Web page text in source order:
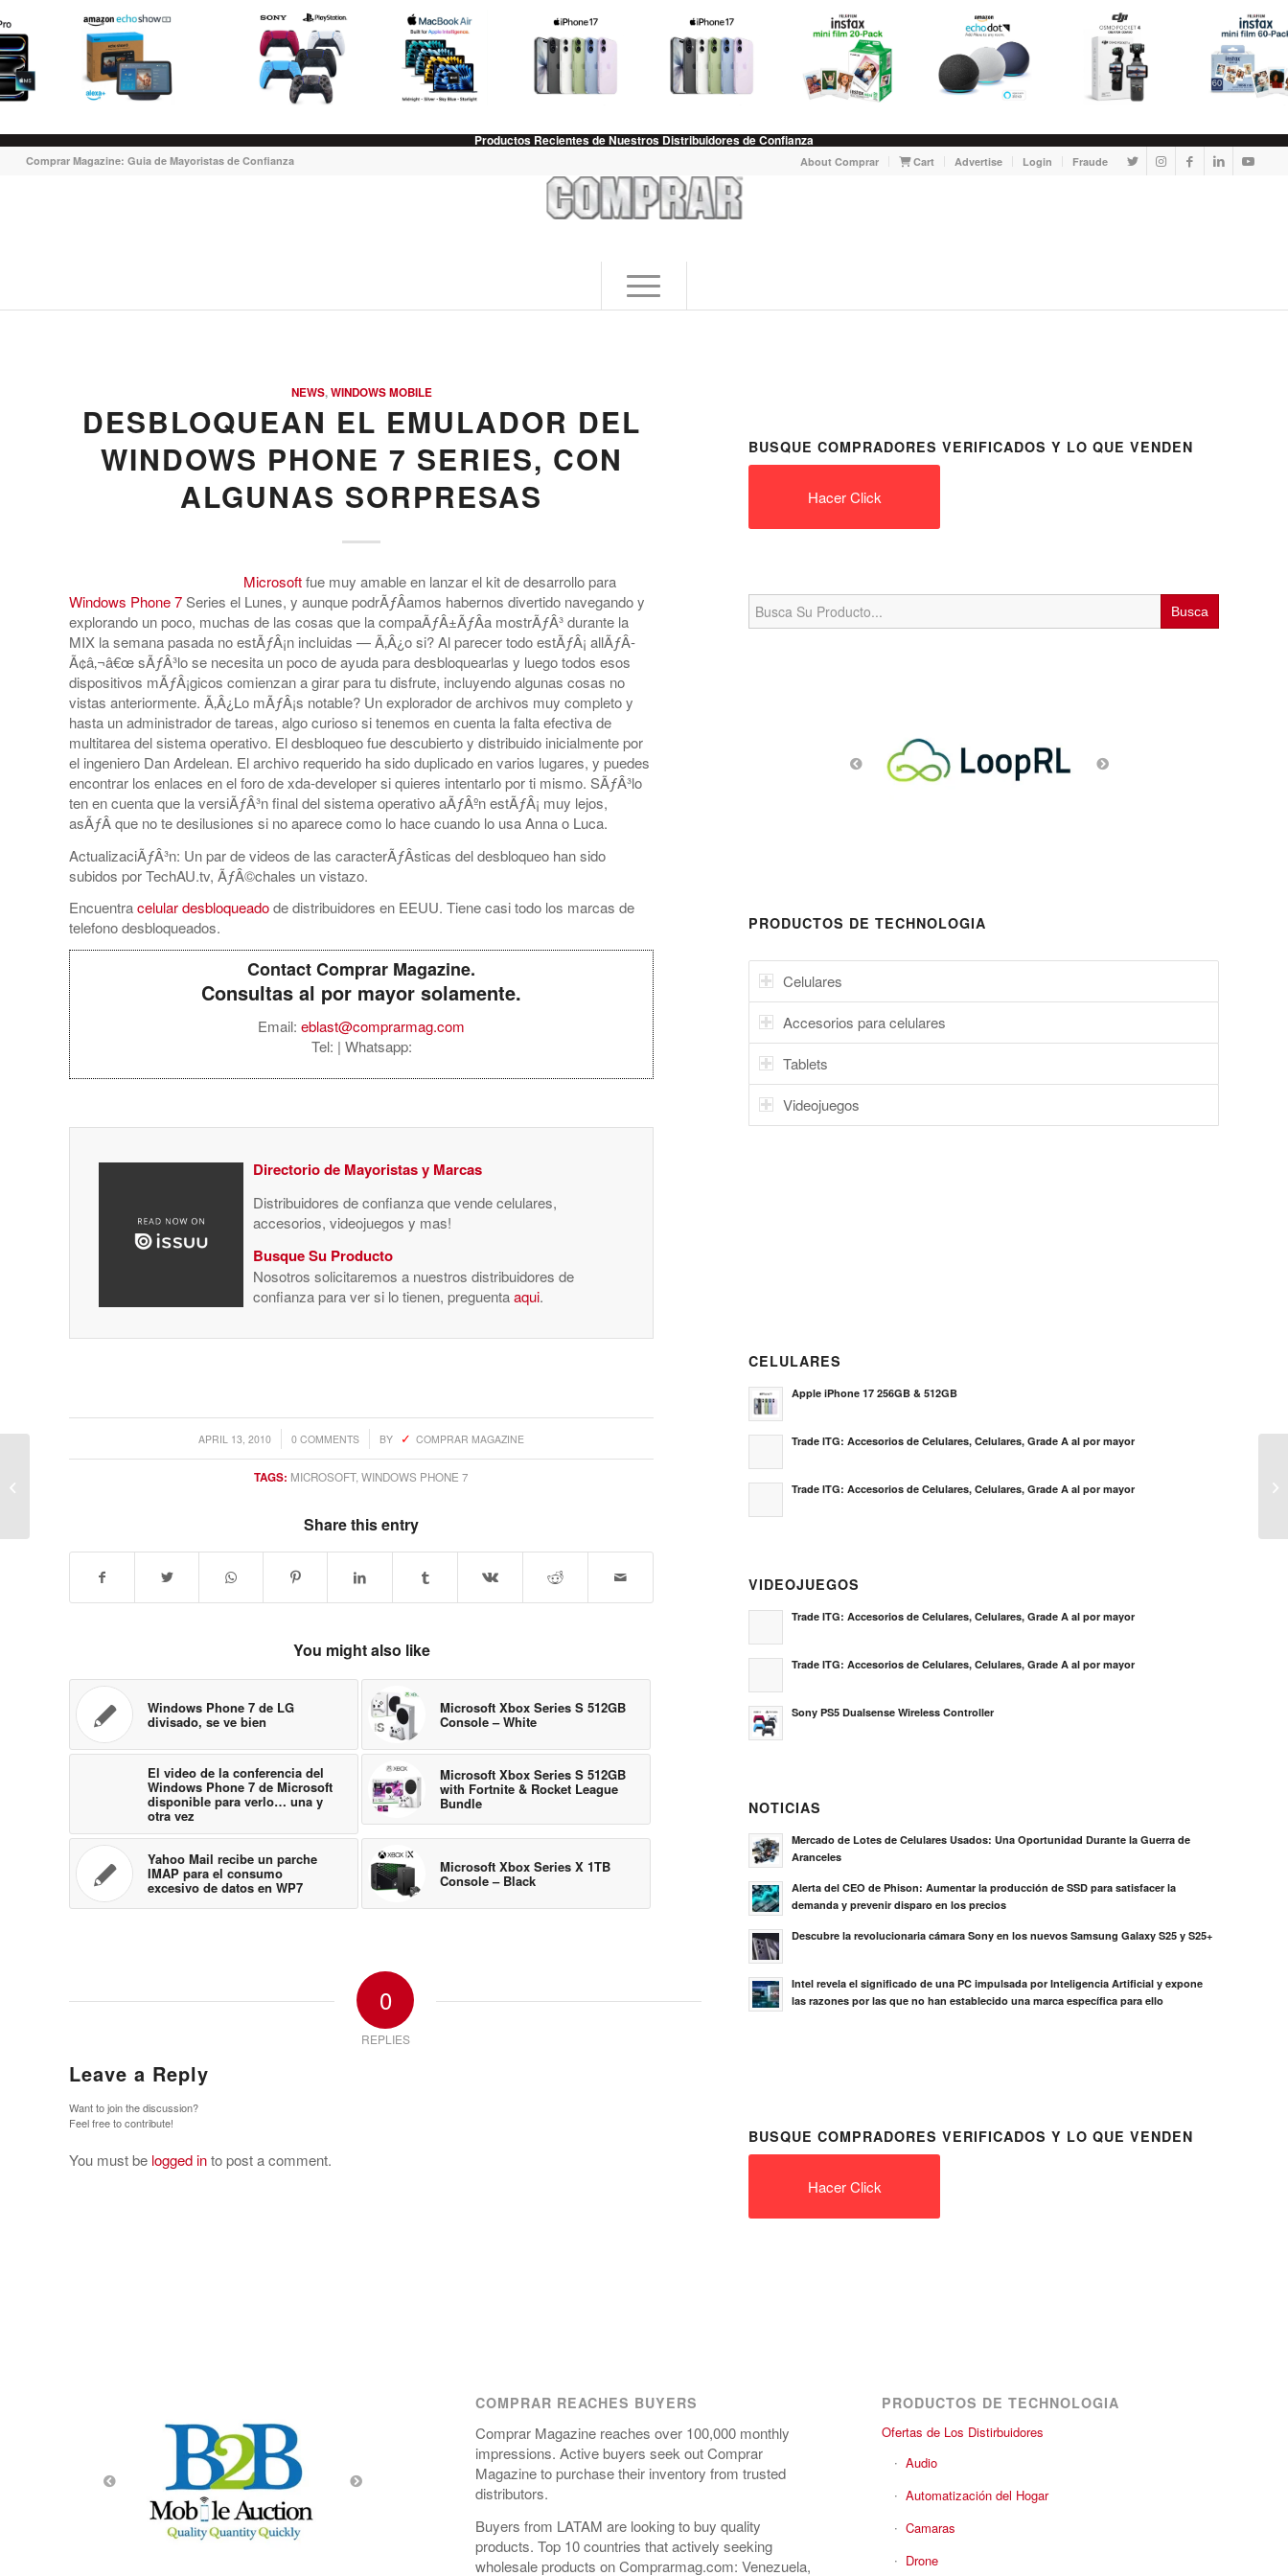
Productos Recientes de Nuestros Distribuidores de Confianza
About Comprar Cart Advertise Login Fraude
Comprar Magazine: Guia de Mayoristas de Confianza
NEWS,WINDOWS MOBILE
DESBLOQUEAN EL EMULADOR DEL
WINDOWS PHONE 7 SERIES, CON
ALGUNAS SORPRESAS
Microsoftfue muy amable en lanzar el kit de desarrollo para
Windows Phone 7Series el Lunes, y aunque podrÃƒÂ­amos habernos divertido navegando y
explorando un poco, muchas de las cosas que la compaÃƒÂ±ÃƒÂ­a mostrÃƒÂ³ durante la
MIX la semana pasada no estÃƒÂ¡n incluidas — Ã‚Â¿o si? Al parecer todo estÃƒÂ¡ allÃƒÂ­
Ã¢â‚¬â€œ sÃƒÂ³lo se necesita un poco de ayuda para desbloquearlas y luego todos esos
dispositivos mÃƒÂ¡gicos comienzan a girar para tu disfrute, incluyendo algunas cosas no
vistas anteriormente. Ã‚Â¿Lo mÃƒÂ¡s notable? Un explorador de archivos muy completo y
hasta un administrador de tareas, algo curioso si tenemos en cuenta la falta efectiva de
multitarea del sistema operativo. El desbloqueo fue descubierto y distribuido inicialmente por
el ingeniero Dan Ardelean. El archivo requerido ha sido duplicado en varios lugares, y puedes
encontrar los enlaces en el foro de xda-developer si quieres intentarlo por ti mismo. SÃƒÂ³lo
ten en cuenta que la versiÃƒÂ³n final del sistema operativo aÃƒÂºn estÃƒÂ¡ muy lejos,
asÃƒÂ­ que no te desilusiones si no aparece como lo hace cuando lo usa Anna o Luca.
ActualizaciÃƒÂ³n: Un par de videos de las caracterÃƒÂ­sticas del desbloqueo han sido
subidos por TechAU.tv, ÃƒÂ©chales un vistazo.
Encuentracelular desbloqueadode distribuidores en EEUU. Tiene casi todo los marcas de
telefono desbloqueados.
Contact Comprar Magazine.
Consultas al por mayor solamente.
Email: eblast@comprarmag.com
Tel: | Whatsapp:
Directorio de Mayoristas y Marcas
Distribuidores de confianza que vende celulares,
accesorios, videojuegos y mas!
Busque Su Producto
Nosotros solicitaremos a nuestros distribuidores de
confianza para ver si lo tienen, preguentaaqui.
APRIL 13, 2010
/ 0 COMMENTS
/ BY COMPRAR MAGAZINE
TAGS: MICROSOFT, WINDOWS PHONE 7
Share this entry
You might also like
Windows Phone 7 de LG
divisado, se ve bien
Microsoft Xbox Series S 512GB
Console – White
El video de la conferencia del
Windows Phone 7 de Microsoft
disponible para verlo… una y
otra vez
Microsoft Xbox Series S 512GB
with Fortnite & Rocket League
Bundle
Yahoo Mail recibe un parche
IMAP para el consumo
excesivo de datos en WP7
Microsoft Xbox Series X 1TB
Console – Black
0
REPLIES
Leave a Reply
Want to join the discussion?
Feel free to contribute!
You must be logged into post a comment.
BUSQUE COMPRADORES VERIFICADOS Y LO QUE VENDEN
Hacer Click
Search
for:
PRODUCTOS DE TECHNOLOGIA
Celulares
Accesorios para celulares
Tablets
Videojuegos
CELULARES
Apple iPhone 17 256GB & 512GB
Trade ITG: Accesorios de Celulares, Celulares, Grade A al por mayor
Trade ITG: Accesorios de Celulares, Celulares, Grade A al por mayor
VIDEOJUEGOS
Trade ITG: Accesorios de Celulares, Celulares, Grade A al por mayor
Trade ITG: Accesorios de Celulares, Celulares, Grade A al por mayor
Sony PS5 Dualsense Wireless Controller
NOTICIAS
Mercado de Lotes de Celulares Usados: Una Oportunidad Durante la Guerra de
Aranceles
Alerta del CEO de Phison: Aumentar la producción de SSD para satisfacer la
demanda y prevenir disparo en los precios
Descubre la revolucionaria cámara Sony en los nuevos Samsung Galaxy S25 y S25+
Intel revela el significado de una PC impulsada por Inteligencia Artificial y expone
las razones por las que no han establecido una marca específica para ello
BUSQUE COMPRADORES VERIFICADOS Y LO QUE VENDEN
Hacer Click
COMPRAR REACHES BUYERS
Comprar Magazine reaches over 100,000 monthly
impressions. Active buyers seek out Comprar
Magazine to purchase their inventory from trusted
distributors.
Buyers from LATAM are looking to buy quality
products. Top 10 countries that actively seeking
wholesale products on Comprarmag.com: Venezuela,
PRODUCTOS DE TECHNOLOGIA
Ofertas de Los Distirbuidores
Audio
Automatización del Hogar
Camaras
Drone
Una patente de Apple revela una red